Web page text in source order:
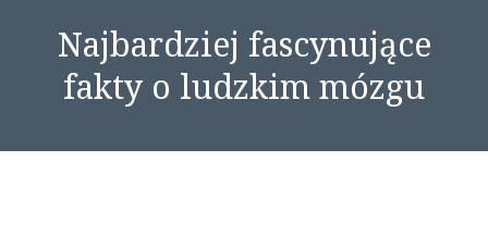
Najbardziej fascynujące
fakty o ludzkim mózgu